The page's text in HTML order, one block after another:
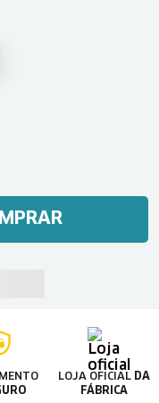
LOJA OFICIAL DA
FÁBRICA